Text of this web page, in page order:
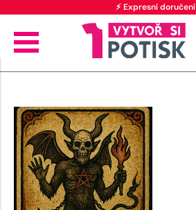
⚡ Expresní doručení